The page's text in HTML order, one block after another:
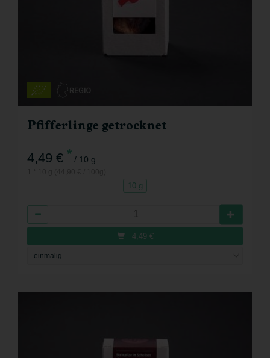
Pfifferlinge getrocknet
4,49 € * / 10 g
10 g
4,49 €